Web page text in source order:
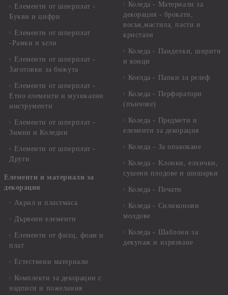
Елементи от шперплат -
Букви и цифри
Елементи от шперплат
-Рамки и ъгли
Елементи от шперплат -
Заготовки за бижута
Елементи от шперплат -
Етно елементи и музикални
инструменти
Елементи от шперплат -
Зимни и Коледни
Елементи от шперплат -
Други
Елементи и материали за
декорация
Акрил и пластмаса
Дървени елементи
Елементи от филц, фоам и
плат
Естествени материали
Комплекти за декорации с
надписи и пожелания
Коледа - Материали за
декорация - брокати,
восък,мастила, пасти и
кристали
Коледа - Панделки, ширити
и конци
Коелда - Папки за релеф
Коледа - Перфоратори
(пънчове)
Коледа - Предмети и
елементи за декорация
Коледа - За опаковане
Коледа - Kлонки, елхички,
сушени плодове и шишарки
Коледа - Печати
Коледа - Силиконови
молдове
Коледа - Шаблони за
декупаж и изрязване